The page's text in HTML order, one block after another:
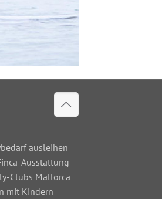
ausleihen
Ausstattung
Clubs Mallorca
mit Kindern